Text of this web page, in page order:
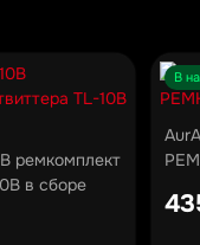
ремкомплект
в сборе
В